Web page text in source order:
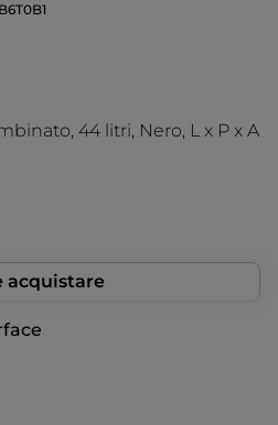
44 litri, Nero, L x P x A
acquistare